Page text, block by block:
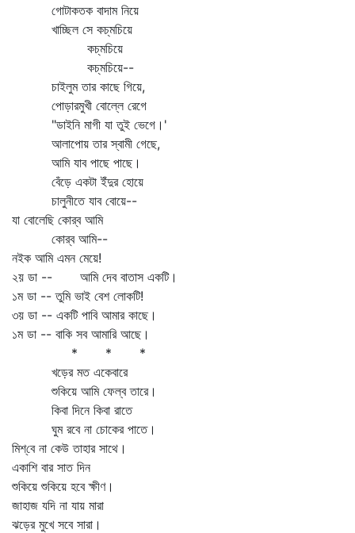
গোটাকতক বাদাম নিয়ে
খাচ্ছিল সে কচ্‌মচিয়ে
কচ্‌মচিয়ে
কচ্‌মচিয়ে--
চাইলুম তার কাছে গিয়ে,
পোড়ারমুখী বোল্লে রেগে
"ডাইনি মাগী যা তুই ভেগে।'
আলাপোয় তার স্বামী গেছে,
আমি যাব পাছে পাছে।
বেঁড়ে একটা ইঁদুর হোয়ে
চালুনীতে যাব বোয়ে--
যা বোলেছি কোর্‌ব আমি
কোর্‌ব আমি--
নইক আমি এমন মেয়ে!
২য় ডা -- আমি দেব বাতাস একটি।
১ম ডা -- তুমি ভাই বেশ লোকটি!
৩য় ডা -- একটি পাবি আমার কাছে।
১ম ডা -- বাকি সব আমারি আছে।
* * *
খড়ের মত একেবারে
শুকিয়ে আমি ফেল্‌ব তারে।
কিবা দিনে কিবা রাতে
ঘুম রবে না চোকের পাতে।
মিশ্‌বে না কেউ তাহার সাথে।
একাশি বার সাত দিন
শুকিয়ে শুকিয়ে হবে ক্ষীণ।
জাহাজ যদি না যায় মারা
ঝড়ের মুখে সবে সারা।